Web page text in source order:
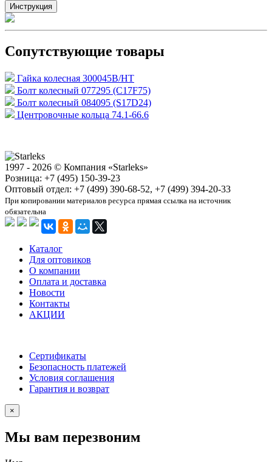
Инструкция
Сопутствующие товары
Гайка колесная 300045B/HT
Болт колесный 077295 (C17F75)
Болт колесный 084095 (S17D24)
Центровочные кольца 74.1-66.6
1997 - 2026 © Компания «Starleks»
Розница: +7 (495) 150-39-23
Оптовый отдел: +7 (499) 390-68-52, +7 (499) 394-20-33
При копировании материалов ресурса прямая ссылка на источник
обязательна
Каталог
Для оптовиков
О компании
Оплата и доставка
Новости
Контакты
АКЦИИ
Сертификаты
Безопасность платежей
Условия соглашения
Гарантия и возврат
×
Мы вам перезвоним